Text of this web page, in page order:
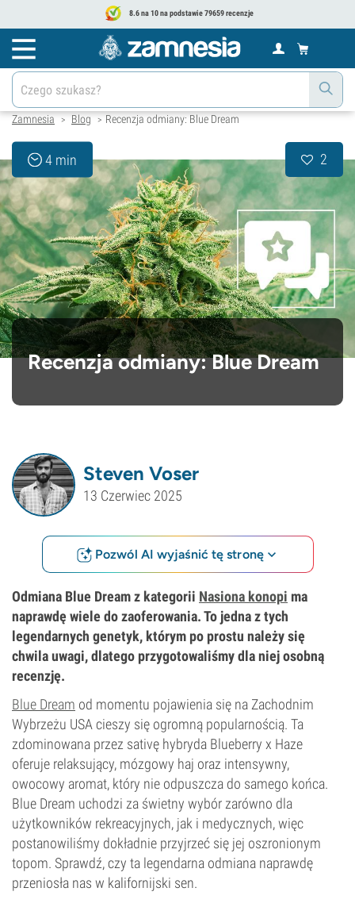
8.6 na 10 na podstawie 79659 recenzje
Zamnesia > Blog > Recenzja odmiany: Blue Dream
4 min 2
Recenzja odmiany: Blue Dream
Steven Voser
13 Czerwiec 2025
Pozwól AI wyjaśnić tę stronę
Odmiana Blue Dream z kategorii Nasiona konopi ma
naprawdę wiele do zaoferowania. To jedna z tych
legendarnych genetyk, którym po prostu należy się
chwila uwagi, dlatego przygotowaliśmy dla niej osobną
recenzję.
Blue Dream od momentu pojawienia się na Zachodnim
Wybrzeżu USA cieszy się ogromną popularnością. Ta
zdominowana przez sativę hybryda Blueberry x Haze
oferuje relaksujący, mózgowy haj oraz intensywny,
owocowy aromat, który nie odpuszcza do samego końca.
Blue Dream uchodzi za świetny wybór zarówno dla
użytkowników rekreacyjnych, jak i medycznych, więc
postanowiliśmy dokładnie przyjrzeć się jej oszronionym
topom. Sprawdź, czy ta legendarna odmiana naprawdę
przeniosła nas w kalifornijski sen.